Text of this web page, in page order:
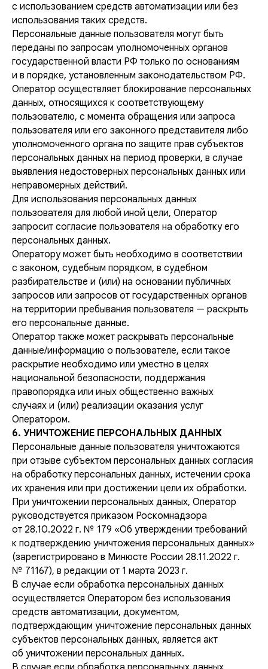
с использованием средств автоматизации или без
использования таких средств.
Персональные данные пользователя могут быть
переданы по запросам уполномоченных органов
государственной власти РФ только по основаниям
и в порядке, установленным законодательством РФ.
Оператор осуществляет блокирование персональных
данных, относящихся к соответствующему
пользователю, с момента обращения или запроса
пользователя или его законного представителя либо
уполномоченного органа по защите прав субъектов
персональных данных на период проверки, в случае
выявления недостоверных персональных данных или
неправомерных действий.
Для использования персональных данных
пользователя для любой иной цели, Оператор
запросит согласие пользователя на обработку его
персональных данных.
Оператору может быть необходимо в соответствии
с законом, судебным порядком, в судебном
разбирательстве и (или) на основании публичных
запросов или запросов от государственных органов
на территории пребывания пользователя — раскрыть
его персональные данные.
Оператор также может раскрывать персональные
данные/информацию о пользователе, если такое
раскрытие необходимо или уместно в целях
национальной безопасности, поддержания
правопорядка или иных общественно важных
случаях и (или) реализации оказания услуг
Оператором.
6. УНИЧТОЖЕНИЕ ПЕРСОНАЛЬНЫХ ДАННЫХ
Персональные данные пользователя уничтожаются
при отзыве субъектом персональных данных согласия
на обработку персональных данных, истечении срока
их хранения или при достижении цели их обработки.
При уничтожении персональных данных, Оператор
руководствуется приказом Роскомнадзора
от 28.10.2022 г. № 179 «Об утверждении требований
к подтверждению уничтожения персональных данных»
(зарегистрировано в Минюсте России 28.11.2022 г.
№ 71167), в редакции от 1 марта 2023 г.
В случае если обработка персональных данных
осуществляется Оператором без использования
средств автоматизации, документом,
подтверждающим уничтожение персональных данных
субъектов персональных данных, является акт
об уничтожении персональных данных.